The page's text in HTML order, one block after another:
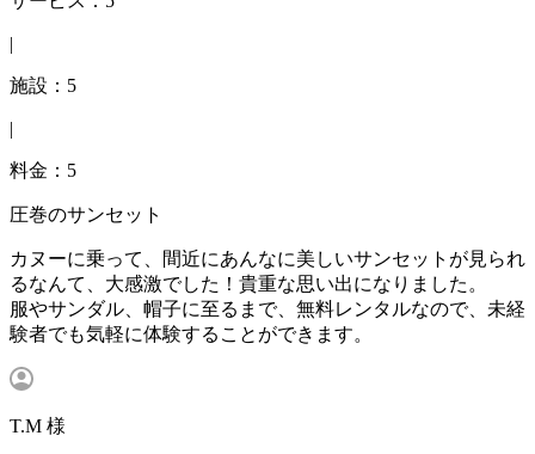
|
施設：5
|
料金：5
圧巻のサンセット
カヌーに乗って、間近にあんなに美しいサンセットが見られ
るなんて、大感激でした！貴重な思い出になりました。
服やサンダル、帽子に至るまで、無料レンタルなので、未経
験者でも気軽に体験することができます。
T.M 様